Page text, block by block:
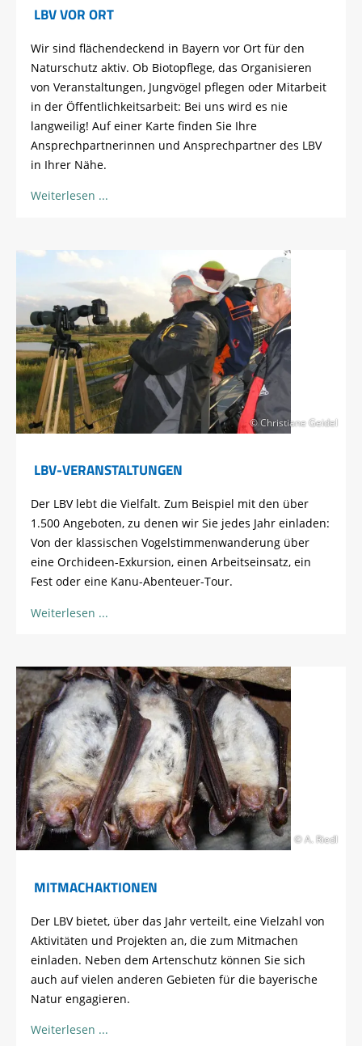
LBV VOR ORT
Wir sind flächendeckend in Bayern vor Ort für den
Naturschutz aktiv. Ob Biotopflege, das Organisieren
von Veranstaltungen, Jungvögel pflegen oder Mitarbeit
in der Öffentlichkeitsarbeit: Bei uns wird es nie
langweilig! Auf einer Karte finden Sie Ihre
Ansprechpartnerinnen und Ansprechpartner des LBV
in Ihrer Nähe.
Weiterlesen
© Christiane Geidel
LBV-VERANSTALTUNGEN
Der LBV lebt die Vielfalt. Zum Beispiel mit den über
1.500 Angeboten, zu denen wir Sie jedes Jahr einladen:
Von der klassischen Vogelstimmenwanderung über
eine Orchideen-Exkursion, einen Arbeitseinsatz, ein
Fest oder eine Kanu-Abenteuer-Tour.
Weiterlesen
© A. Riedl
MITMACHAKTIONEN
Der LBV bietet, über das Jahr verteilt, eine Vielzahl von
Aktivitäten und Projekten an, die zum Mitmachen
einladen. Neben dem Artenschutz können Sie sich
auch auf vielen anderen Gebieten für die bayerische
Natur engagieren.
Weiterlesen